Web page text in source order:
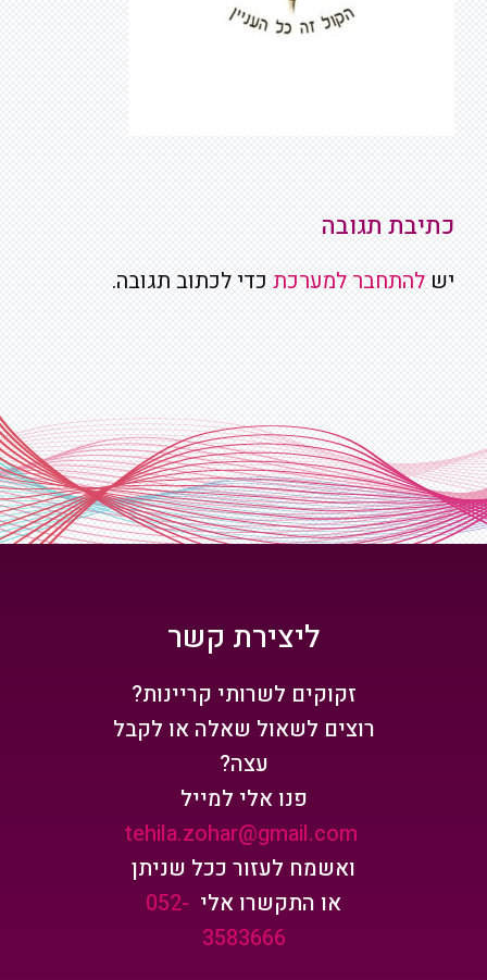
כתיבת תגובה
יש להתחבר למערכת כדי לכתוב תגובה.
ליצירת קשר
זקוקים לשרותי קריינות?
רוצים לשאול שאלה או לקבל
עצה?
פנו אלי למייל
tehila.zohar@gmail.com
ואשמח לעזור ככל שניתן
או התקשרו אלי 052-
3583666